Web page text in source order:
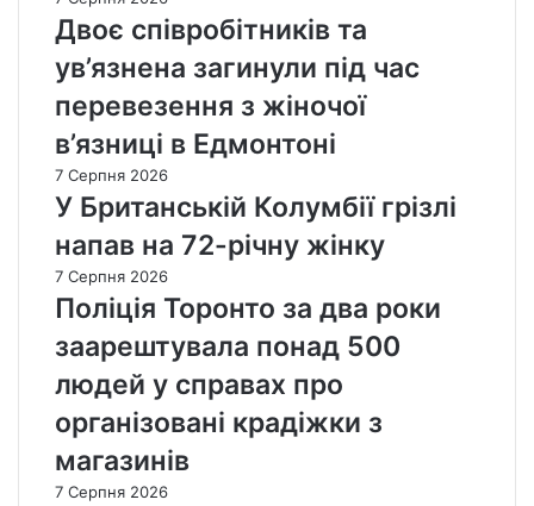
Двоє співробітників та
ув’язнена загинули під час
перевезення з жіночої
в’язниці в Едмонтоні
7 Серпня 2026
У Британській Колумбії грізлі
напав на 72-річну жінку
7 Серпня 2026
Поліція Торонто за два роки
заарештувала понад 500
людей у справах про
організовані крадіжки з
магазинів
7 Серпня 2026